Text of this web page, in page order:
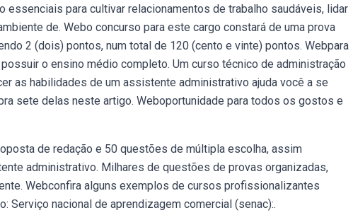
para cultivar relacionamentos de trabalho saudáveis, lidar
de. Webo concurso para este cargo constará de uma prova
2 (dois) pontos, num total de 120 (cento e vinte) pontos. Webpara
o ensino médio completo. Um curso técnico de administração
as habilidades de um assistente administrativo ajuda você a se
sete delas neste artigo. Weboportunidade para todos os gostos e
de redação e 50 questões de múltipla escolha, assim
administrativo. Milhares de questões de provas organizadas,
Webconfira alguns exemplos de cursos profissionalizantes
Serviço nacional de aprendizagem comercial (senac):.